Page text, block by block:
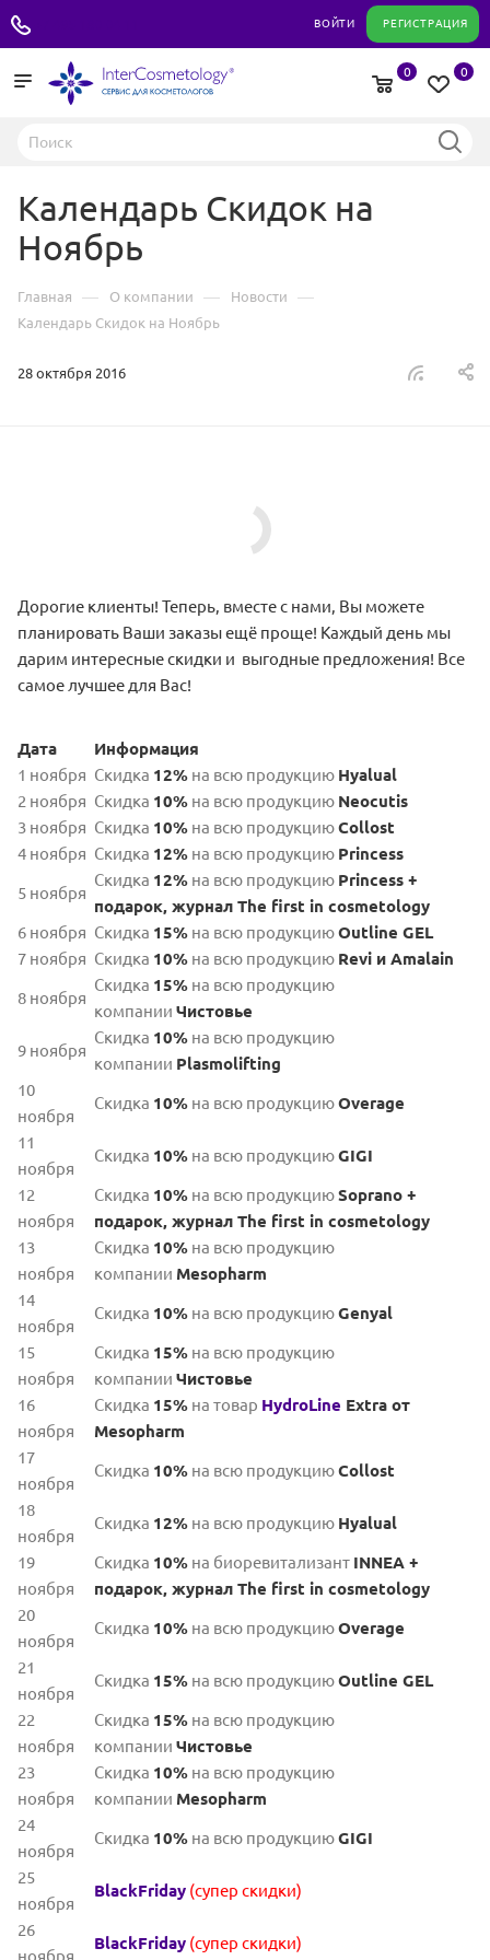
ВОЙТИ РЕГИСТРАЦИЯ
0
0
Календарь Скидок на
Ноябрь
Главная — О компании — Новости —
Календарь Скидок на Ноябрь
28 октября 2016
Дорогие клиенты! Теперь, вместе с нами, Вы можете
планировать Ваши заказы ещё проще! Каждый день мы
дарим интересные скидки и выгодные предложения! Все
самое лучшее для Вас!
Дата
Информация
1 ноября Скидка 12% на всю продукцию Hyalual
2 ноября Скидка 10% на всю продукцию Neocutis
3 ноября Скидка 10% на всю продукциюCollost
4 ноября Скидка 12% на всю продукцию Princess
5 ноября
Скидка 12% на всю продукцию Princess +
подарок, журнал The first in cosmetology
6 ноября Скидка 15% на всю продукциюOutline GEL
7 ноября Скидка 10% на всю продукцию Revi и Amalain
8 ноября
Скидка 15% на всю продукцию
компании Чистовье
9 ноября
Скидка 10% на всю продукцию
компании Plasmolifting
10
ноября
Скидка 10% на всю продукциюOverage
11
ноября
Скидка 10% на всю продукциюGIGI
12
ноября
Скидка 10% на всю продукциюSoprano +
подарок, журнал The first in cosmetology
13
ноября
Скидка 10% на всю продукцию
компании Mesopharm
14
ноября
Скидка 10% на всю продукциюGenyal
15
ноября
Скидка 15% на всю продукцию
компании Чистовье
16
ноября
Скидка 15% на товар HydroLine Extra от
Mesopharm
17
ноября
Скидка 10% на всю продукциюCollost
18
ноября
Скидка 12% на всю продукцию Hyalual
19
ноября
Скидка 10% на биоревитализант INNEA +
подарок, журнал The first in cosmetology
20
ноября
Скидка 10% на всю продукциюOverage
21
ноября
Скидка 15% на всю продукциюOutline GEL
22
ноября
Скидка 15% на всю продукцию
компании Чистовье
23
ноября
Скидка 10% на всю продукцию
компании Mesopharm
24
ноября
Скидка 10% на всю продукциюGIGI
25
ноября
BlackFriday (супер скидки)
26
ноября
BlackFriday (супер скидки)